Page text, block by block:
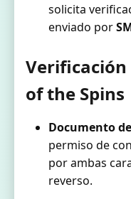
solicita
enviado por
Verificación
of the Spins
Documento
permiso de
por ambas
reverso.